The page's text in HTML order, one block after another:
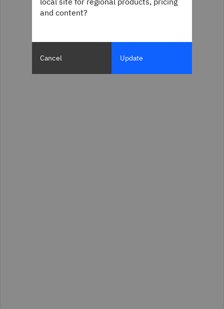
and content?
Cancel Update